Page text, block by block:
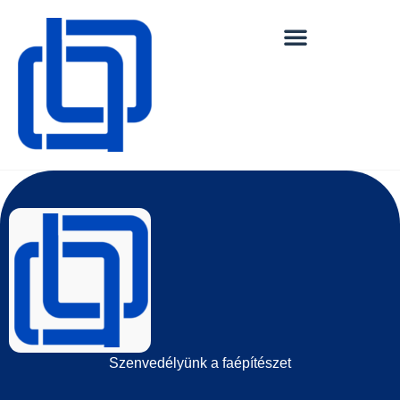
Szenvedélyünk a faépítészet